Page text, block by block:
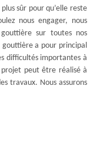
sûr pour qu’elle reste
nous engager, nous
sur toutes nos
a pour principal
difficultés importantes à
projet peut être réalisé à
travaux. Nous assurons